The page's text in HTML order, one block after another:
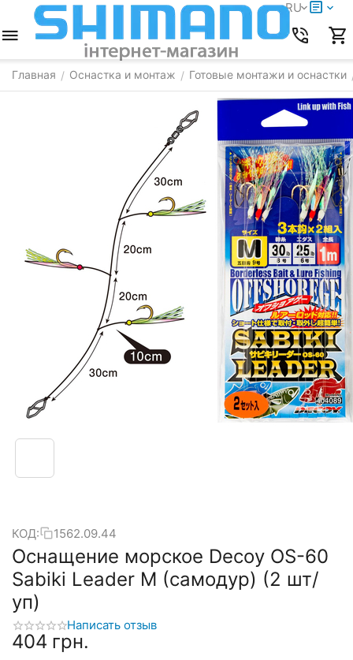
RU
Главная / Оснастка и монтаж / Готовые монтажи и оснастки
КОД: 1562.09.44
Оснащение морское Decoy OS-60
Sabiki Leader M (самодур) (2 шт/
уп)
Написать отзыв
‍404‍ грн.